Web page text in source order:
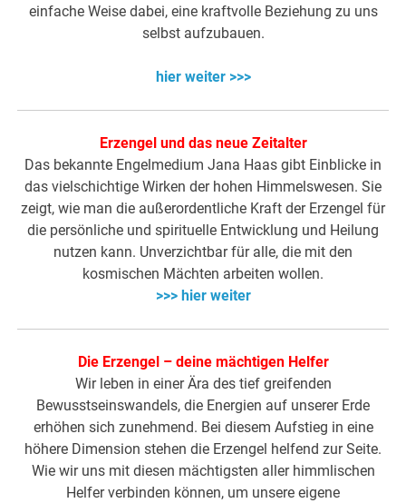
einfache Weise dabei, eine kraftvolle Beziehung zu uns
selbst aufzubauen.
hier weiter >>>
Erzengel und das neue Zeitalter
Das bekannte Engelmedium Jana Haas gibt Einblicke in
das vielschichtige Wirken der hohen Himmelswesen. Sie
zeigt, wie man die außerordentliche Kraft der Erzengel für
die persönliche und spirituelle Entwicklung und Heilung
nutzen kann. Unverzichtbar für alle, die mit den
kosmischen Mächten arbeiten wollen.
>>> hier weiter
Die Erzengel – deine mächtigen Helfer
Wir leben in einer Ära des tief greifenden
Bewusstseinswandels, die Energien auf unserer Erde
erhöhen sich zunehmend. Bei diesem Aufstieg in eine
höhere Dimension stehen die Erzengel helfend zur Seite.
Wie wir uns mit diesen mächtigsten aller himmlischen
Helfer verbinden können, um unsere eigene